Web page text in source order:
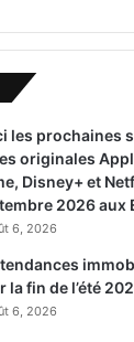
les prochaines
originales
Disney+ et
2026 aux
6, 2026
la fin de l’été
6, 2026